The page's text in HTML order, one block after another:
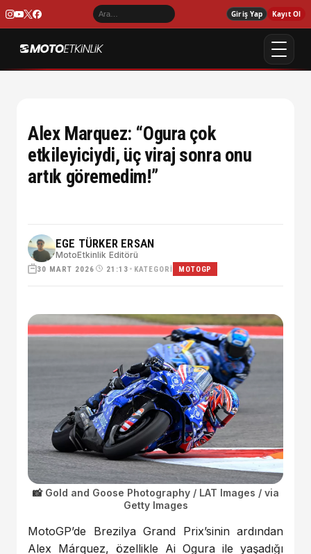
Giriş Yap Kayıt Ol
Alex Marquez: “Ogura çok
etkileyiciydi, üç viraj sonra onu
artık göremedim!”
EGE TÜRKER ERSAN
MotoEtkinlik Editörü
30 MART 2026 21:13 • KATEGORI MOTOGP
Gold and Goose Photography / LAT Images / via
Getty Images
MotoGP’de Brezilya Grand Prix’sinin ardından
Alex Márquez, özellikle Ai Ogura ile yaşadığı